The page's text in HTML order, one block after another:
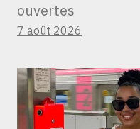
ouvertes
7 août 2026